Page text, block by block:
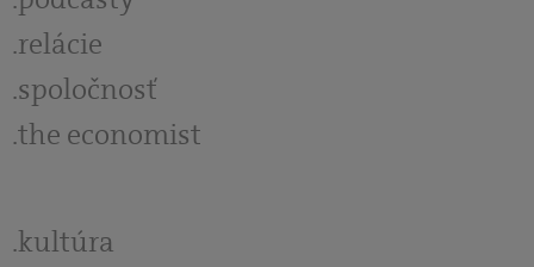
relácie
spoločnosť
the economist
kultúra